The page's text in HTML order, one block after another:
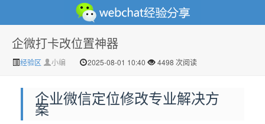
微信经验技巧分享网 - 2人共享实时位置怎么修改自己的
企微打卡改位置神器
经验区 小编 2025-08-01 10:40 4498 次阅读
企业微信定位修改专业解决方
案